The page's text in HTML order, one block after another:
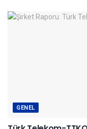
GENEL